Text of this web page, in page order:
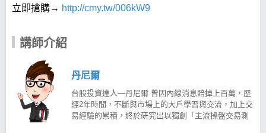
立即搶購→ http://cmy.tw/006kW9
講師介紹
丹尼爾
台股投資達人—丹尼爾 曾因內線消息賠掉上百萬，歷
經2年時間，不斷與市場上的大戶學習與交流，加上交
易經驗的累積，終於研究出以獨創「主流操盤交易測